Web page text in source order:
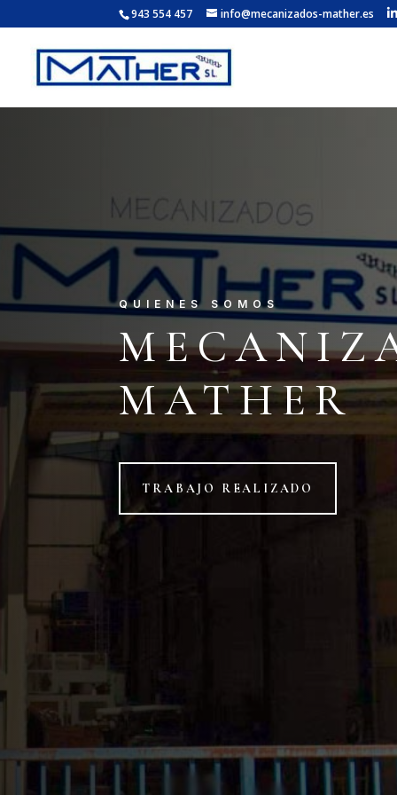
943 554 457 info@mecanizados-mather.es
QUIENES SOMOS
MATHER
TRABAJO REALIZADO